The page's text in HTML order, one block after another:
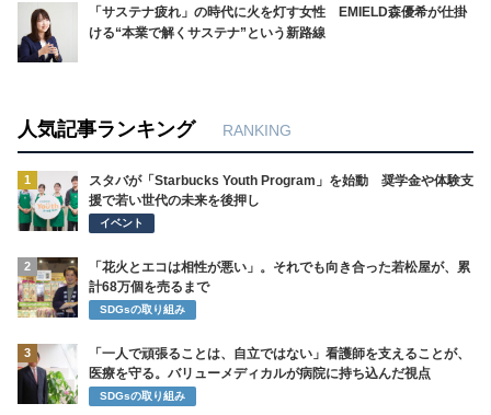
「サステナ疲れ」の時代に火を灯す女性 EMIELD森優希が仕掛
ける“本業で解くサステナ”という新路線
人気記事ランキング RANKING
1
スタバが「Starbucks Youth Program」を始動 奨学金や体験支
援で若い世代の未来を後押し
イベント
2
「花火とエコは相性が悪い」。それでも向き合った若松屋が、累
計68万個を売るまで
SDGsの取り組み
3
「一人で頑張ることは、自立ではない」看護師を支えることが、
医療を守る。バリューメディカルが病院に持ち込んだ視点
SDGsの取り組み